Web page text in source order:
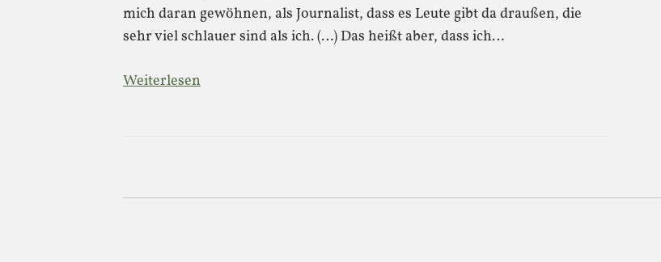
mich daran gewöhnen, als Journalist, dass es Leute gibt da draußen, die
sehr viel schlauer sind als ich. (…) Das heißt aber, dass ich…
Weiterlesen